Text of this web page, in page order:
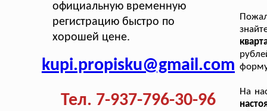
официальную временную
регистрацию быстро по
хорошей цене.
kupi.propisku@gmail.com
Тел. 7-937-796-30-96
На